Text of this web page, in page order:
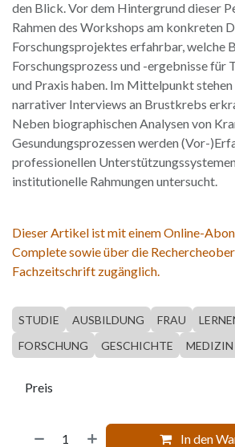
den Blick. Vor dem Hintergrund dieser
Rahmen des Workshops am konkreten
Forschungsprojektes erfahrbar, welche
Forschungsprozess und -ergebnisse für
und Praxis haben. Im Mittelpunkt
narrativer Interviews an Brustkrebs
Neben biographischen Analysen von
Gesundungsprozessen werden (Vor-
professionellen
institutionelle Rahmungen untersucht.
Dieser Artikel ist mit einem Online-
Complete sowie über die
Fachzeitschrift zugänglich.
STUDIE AUSBILDUNG FRAU
FORSCHUNG
GESCHICHTE MEDIZIN
In den
Preis